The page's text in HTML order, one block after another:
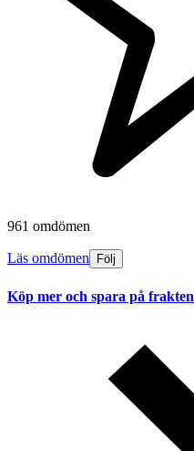
961 omdömen
Läs omdömen Följ
Köp mer och spara på frakten